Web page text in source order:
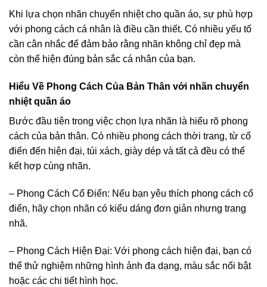
Khi lựa chọn nhãn chuyển nhiệt cho quần áo, sự phù hợp
với phong cách cá nhân là điều cần thiết. Có nhiều yếu tố
cần cân nhắc để đảm bảo rằng nhãn không chỉ đẹp mà
còn thể hiện đúng bản sắc cá nhân của bạn.
Hiểu Về Phong Cách Của Bản Thân với nhãn chuyển
nhiệt quần áo
Bước đầu tiên trong việc chọn lựa nhãn là hiểu rõ phong
cách của bản thân. Có nhiều phong cách thời trang, từ cổ
điển đến hiện đại, túi xách, giày dép và tất cả đều có thể
kết hợp cùng nhãn.
– Phong Cách Cổ Điển: Nếu bạn yêu thích phong cách cổ
điển, hãy chọn nhãn có kiểu dáng đơn giản nhưng trang
nhã.
– Phong Cách Hiện Đại: Với phong cách hiện đại, bạn có
thể thử nghiệm những hình ảnh đa dạng, màu sắc nổi bật
hoặc các chi tiết hình học.